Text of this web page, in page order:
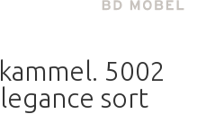
5002
sort